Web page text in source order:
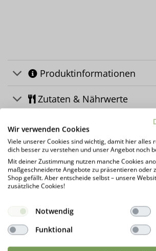
Produktinformationen
Zutaten & Nährwerte
Über uns
Herstellerinformation
Kundenrezensionen (62)
Informationen zur
DAS KÖNNTE DIR AUCH
Wir verwenden Cookies
Viele unserer Cookies sind wichtig, damit hier alles
dich besser zu verstehen und unser Angebot noch
Mit deiner Zustimmung nutzen manche Cookies
maßgeschneiderte Angebote zu präsentieren oder
Shop gefällt. Aber entscheide selbst – unsere
zusätzliche Cookies!
Notwendig
Funktional